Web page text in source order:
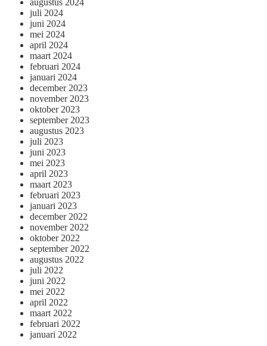
juli 2024
juni 2024
mei 2024
april 2024
maart 2024
februari 2024
januari 2024
december 2023
november 2023
oktober 2023
september 2023
augustus 2023
juli 2023
juni 2023
mei 2023
april 2023
maart 2023
februari 2023
januari 2023
december 2022
november 2022
oktober 2022
september 2022
augustus 2022
juli 2022
juni 2022
mei 2022
april 2022
maart 2022
februari 2022
januari 2022